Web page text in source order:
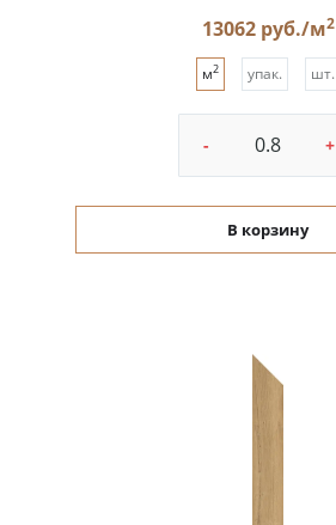
13062 руб./м2
м2 упак. шт.
- +
В корзину